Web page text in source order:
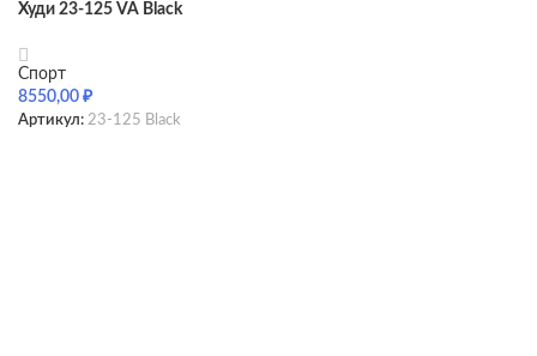
Худи 23-125 VA Black
Спорт
8550,00 ₽
Артикул: 23-125 Black